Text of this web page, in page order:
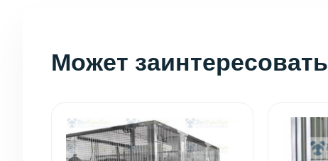
Может заинтересовать